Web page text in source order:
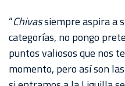
“Chivassiempre aspira a
categorías, no pongo
puntos valiosos que nos
momento, pero así son